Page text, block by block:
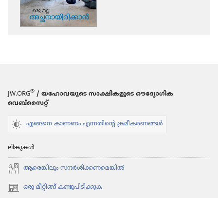
JW.ORG® / യഹോവയുടെ സാക്ഷികളുടെ ഔദ്യോഗിക
വെബ്സൈറ്റ്
എങ്ങനെ കാണണം എന്നതിന്റെ ക്രമീകരണങ്ങൾ
ലിങ്കുകൾ
ആരെങ്കി​ലും സന്ദർശി​ക്ക​ണ​മെ​ങ്കിൽ
ഒരു മീറ്റിങ്ങ് കണ്ടുപിടിക്കുക
(പുതിയ